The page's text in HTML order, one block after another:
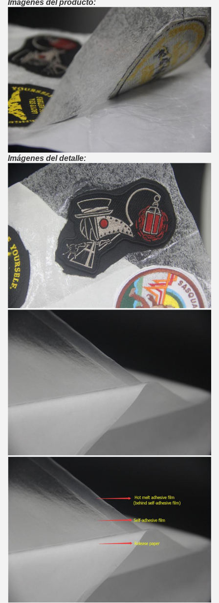
Imágenes del producto:
Imágenes del detalle: